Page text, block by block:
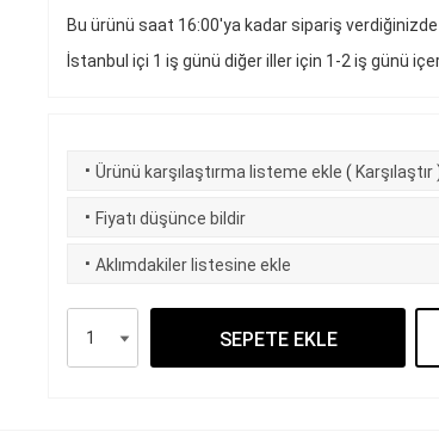
Bu ürünü saat 16:00'ya kadar sipariş verdiğinizde
İstanbul içi 1 iş günü diğer iller için 1-2 iş günü
· Ürünü karşılaştırma listeme ekle ( Karşılaştır
· Fiyatı düşünce bildir
· Aklımdakiler listesine ekle
SEPETE EKLE